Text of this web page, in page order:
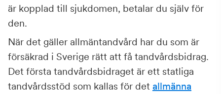
är kopplad till sjukdomen, betalar du själv för
den.
När det gäller allmäntandvård har du som är
försäkrad i Sverige rätt att få tandvårdsbidrag.
Det första tandvårdsbidraget är ett statliga
tandvårdsstöd som kallas för det allmänna